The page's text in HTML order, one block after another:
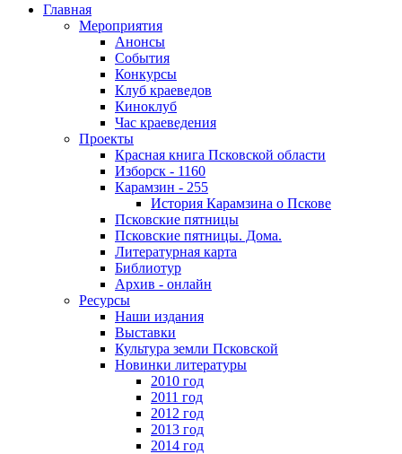
Главная
Мероприятия
Анонсы
События
Конкурсы
Клуб краеведов
Киноклуб
Час краеведения
Проекты
Красная книга Псковской области
Изборск - 1160
Карамзин - 255
История Карамзина о Пскове
Псковские пятницы
Псковские пятницы. Дома.
Литературная карта
Библиотур
Архив - онлайн
Ресурсы
Наши издания
Выставки
Культура земли Псковской
Новинки литературы
2010 год
2011 год
2012 год
2013 год
2014 год